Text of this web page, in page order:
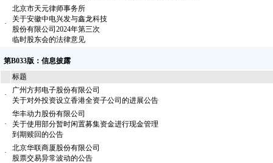
·
北京市天元律师事务所
关于安徽中电兴发与鑫龙科技
股份有限公司2024年第三次
临时股东会的法律意见
第B033版：信息披露
标题
·
广州方邦电子股份有限公司
关于对外投资设立香港全资子公司的进展公告
·
华丰动力股份有限公司
关于使用部分暂时闲置募集资金进行现金管理
到期赎回的公告
·
北京华联商厦股份有限公司
股票交易异常波动的公告